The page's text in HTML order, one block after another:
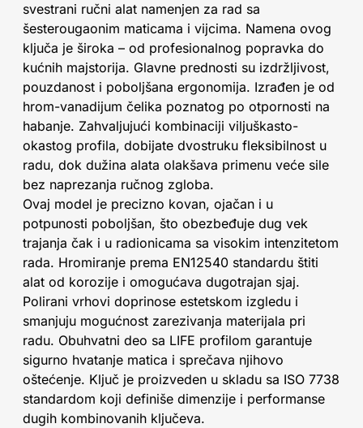
svestrani ručni alat namenjen za rad sa
šesterougaonim maticama i vijcima. Namena ovog
ključa je široka – od profesionalnog popravka do
kućnih majstorija. Glavne prednosti su izdržljivost,
pouzdanost i poboljšana ergonomija. Izrađen je od
hrom-vanadijum čelika poznatog po otpornosti na
habanje. Zahvaljujući kombinaciji viljuškasto-
okastog profila, dobijate dvostruku fleksibilnost u
radu, dok dužina alata olakšava primenu veće sile
bez naprezanja ručnog zgloba.
Ovaj model je precizno kovan, ojačan i u
potpunosti poboljšan, što obezbeđuje dug vek
trajanja čak i u radionicama sa visokim intenzitetom
rada. Hromiranje prema EN12540 standardu štiti
alat od korozije i omogućava dugotrajan sjaj.
Polirani vrhovi doprinose estetskom izgledu i
smanjuju mogućnost zarezivanja materijala pri
radu. Obuhvatni deo sa LIFE profilom garantuje
sigurno hvatanje matica i sprečava njihovo
oštećenje. Ključ je proizveden u skladu sa ISO 7738
standardom koji definiše dimenzije i performanse
dugih kombinovanih ključeva.